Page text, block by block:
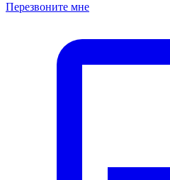
Перезвоните мне